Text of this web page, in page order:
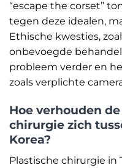
“escape the corset”
tegen deze idealen,
Ethische kwesties,
onbevoegde
probleem verder en
zoals verplichte
Hoe verhouden
chirurgie zich
Korea?
Plastische chirurgie in